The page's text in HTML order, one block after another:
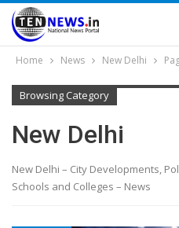
Home News New Delhi
Browsing Category
New Delhi
New Delhi – City Developments,
Schools and Colleges – News